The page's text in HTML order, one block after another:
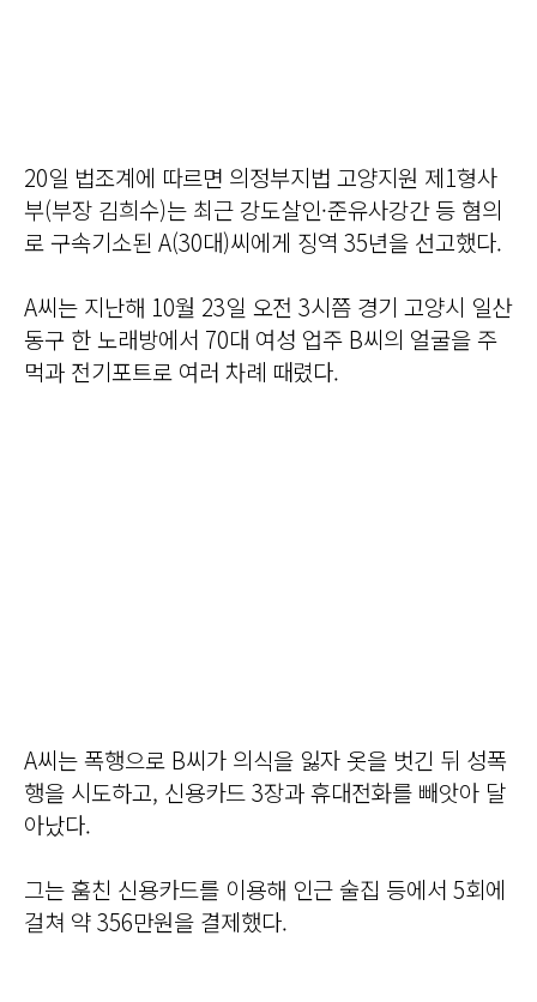
20일 법조계에 따르면 의정부지법 고양지원 제1형사
부(부장 김희수)는 최근 강도살인·준유사강간 등 혐의
로 구속기소된 A(30대)씨에게 징역 35년을 선고했다.
A씨는 지난해 10월 23일 오전 3시쯤 경기 고양시 일산
동구 한 노래방에서 70대 여성 업주 B씨의 얼굴을 주
먹과 전기포트로 여러 차례 때렸다.
A씨는 폭행으로 B씨가 의식을 잃자 옷을 벗긴 뒤 성폭
행을 시도하고, 신용카드 3장과 휴대전화를 빼앗아 달
아났다.
그는 훔친 신용카드를 이용해 인근 술집 등에서 5회에
걸쳐 약 356만원을 결제했다.